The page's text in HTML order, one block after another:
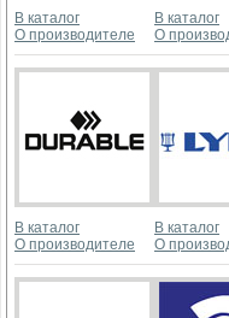
В каталог
О производителе
В каталог
О
В каталог
О производителе
В каталог
О